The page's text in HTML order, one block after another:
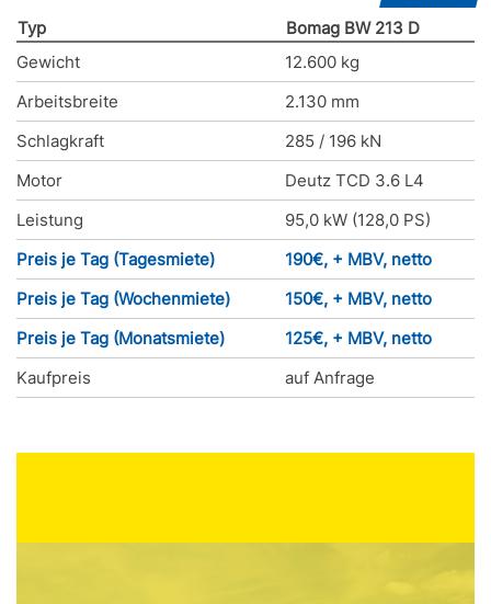
Typ
Bomag BW 213 D
Gewicht
12.600 kg
Arbeitsbreite
2.130 mm
Schlagkraft
285 / 196 kN
Motor
Deutz TCD 3.6 L4
Leistung
95,0 kW (128,0 PS)
Preis je Tag (Tagesmiete)
190€, + MBV, netto
Preis je Tag (Wochenmiete)
150€, + MBV, netto
Preis je Tag (Monatsmiete)
125€, + MBV, netto
Kaufpreis
auf Anfrage